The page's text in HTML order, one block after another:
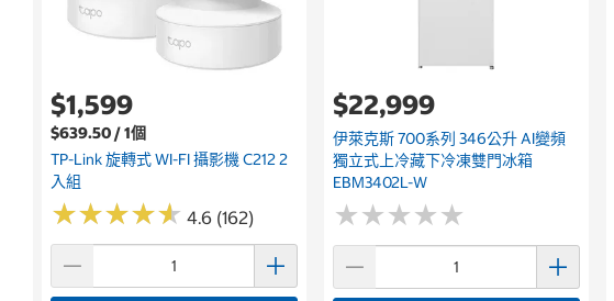
$1,599
$639.50 / 1個
TP-Link 旋轉式 WI-FI 攝影機 C212 2
入組
★★★★★
★★★★★ 4.6 (162)
$22,999
伊萊克斯 700系列 346公升 AI變頻
獨立式上冷藏下冷凍雙門冰箱
EBM3402L-W
★★★★★
★★★★★